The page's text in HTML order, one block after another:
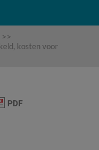
>>
kosten voor